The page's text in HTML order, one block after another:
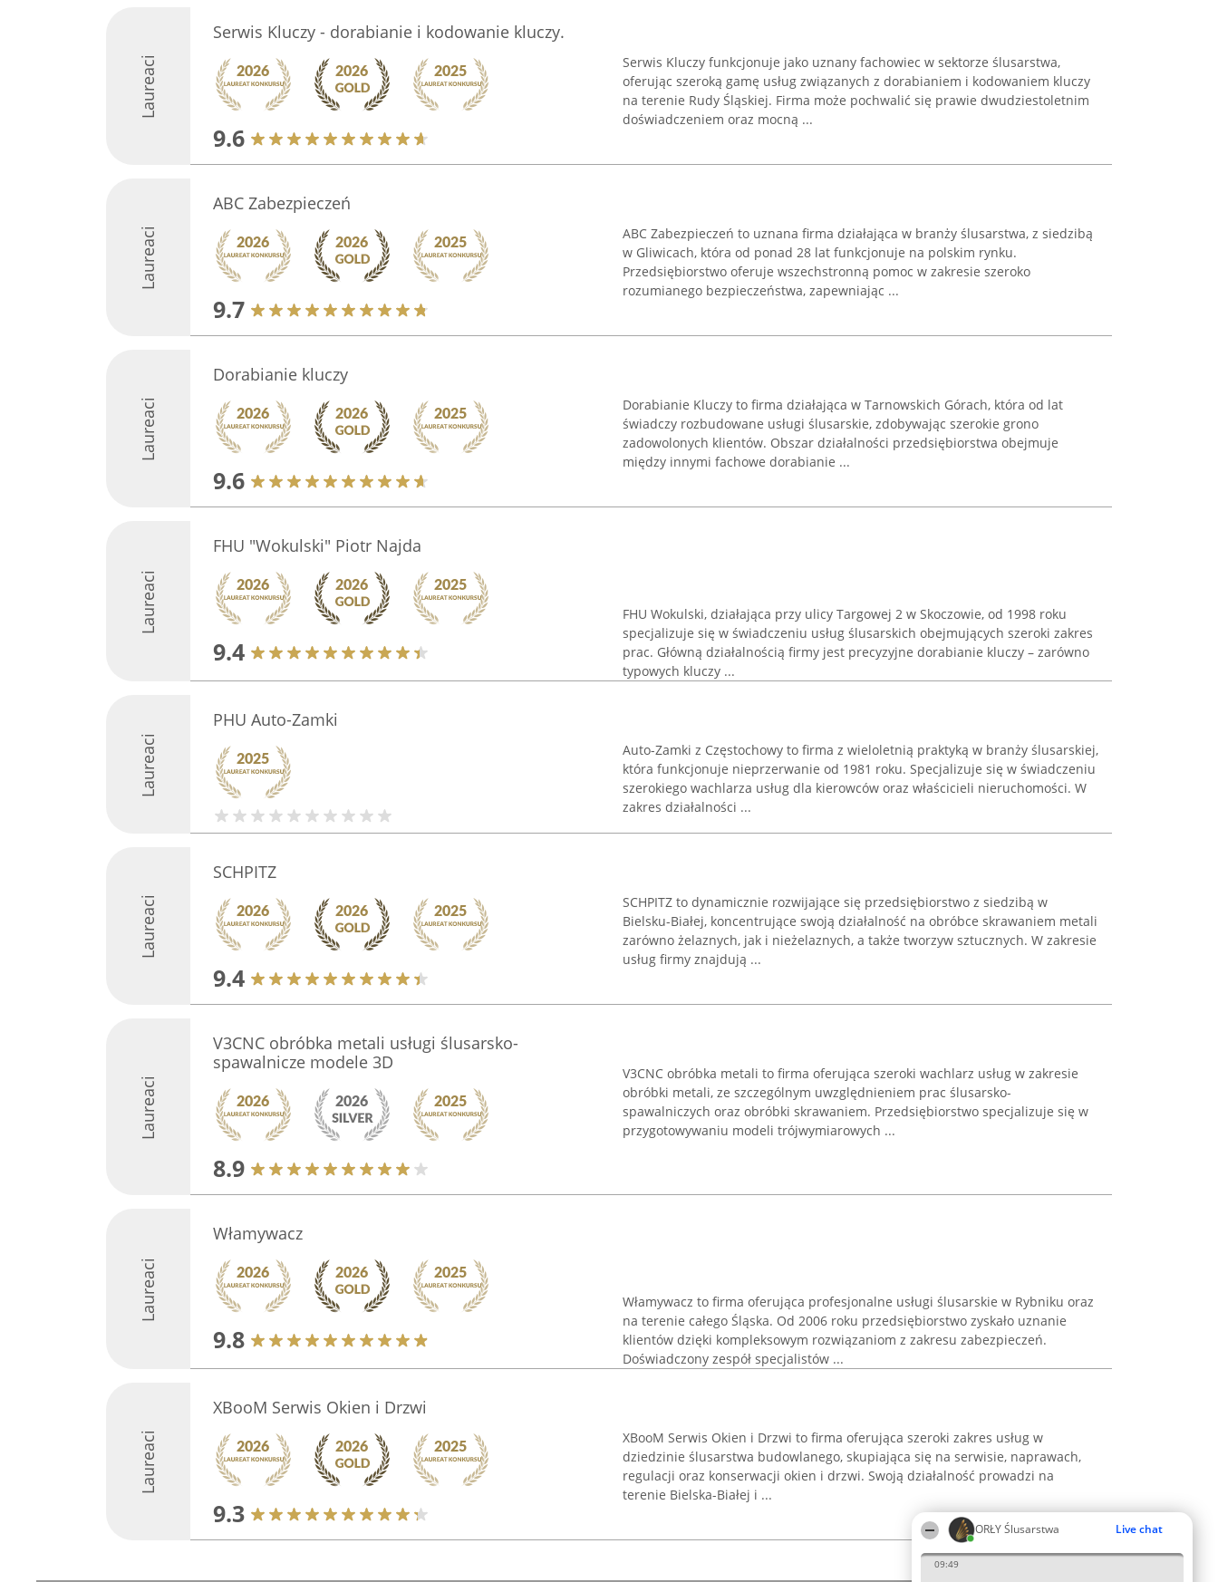
ORŁY Ślusarstwa Live chat
09:49
Laureaci
Serwis Kluczy - dorabianie i kodowanie kluczy.
9.6
Serwis Kluczy funkcjonuje jako uznany fachowiec w sektorze ślusarstwa,
oferując szeroką gamę usług związanych z dorabianiem i kodowaniem kluczy
na terenie Rudy Śląskiej. Firma może pochwalić się prawie dwudziestoletnim
doświadczeniem oraz mocną ...
Laureaci
ABC Zabezpieczeń
9.7
ABC Zabezpieczeń to uznana firma działająca w branży ślusarstwa, z siedzibą
w Gliwicach, która od ponad 28 lat funkcjonuje na polskim rynku.
Przedsiębiorstwo oferuje wszechstronną pomoc w zakresie szeroko
rozumianego bezpieczeństwa, zapewniając ...
Laureaci
Dorabianie kluczy
9.6
Dorabianie Kluczy to firma działająca w Tarnowskich Górach, która od lat
świadczy rozbudowane usługi ślusarskie, zdobywając szerokie grono
zadowolonych klientów. Obszar działalności przedsiębiorstwa obejmuje
między innymi fachowe dorabianie ...
Laureaci
FHU "Wokulski" Piotr Najda
9.4
FHU Wokulski, działająca przy ulicy Targowej 2 w Skoczowie, od 1998 roku
specjalizuje się w świadczeniu usług ślusarskich obejmujących szeroki zakres
prac. Główną działalnością firmy jest precyzyjne dorabianie kluczy – zarówno
typowych kluczy ...
Laureaci
PHU Auto-Zamki
Auto-Zamki z Częstochowy to firma z wieloletnią praktyką w branży ślusarskiej,
która funkcjonuje nieprzerwanie od 1981 roku. Specjalizuje się w świadczeniu
szerokiego wachlarza usług dla kierowców oraz właścicieli nieruchomości. W
zakres działalności ...
Laureaci
SCHPITZ
9.4
SCHPITZ to dynamicznie rozwijające się przedsiębiorstwo z siedzibą w
Bielsku-Białej, koncentrujące swoją działalność na obróbce skrawaniem metali
zarówno żelaznych, jak i nieżelaznych, a także tworzyw sztucznych. W zakresie
usług firmy znajdują ...
Laureaci
V3CNC obróbka metali usługi ślusarsko-
spawalnicze modele 3D
8.9
V3CNC obróbka metali to firma oferująca szeroki wachlarz usług w zakresie
obróbki metali, ze szczególnym uwzględnieniem prac ślusarsko-
spawalniczych oraz obróbki skrawaniem. Przedsiębiorstwo specjalizuje się w
przygotowywaniu modeli trójwymiarowych ...
Laureaci
Włamywacz
9.8
Włamywacz to firma oferująca profesjonalne usługi ślusarskie w Rybniku oraz
na terenie całego Śląska. Od 2006 roku przedsiębiorstwo zyskało uznanie
klientów dzięki kompleksowym rozwiązaniom z zakresu zabezpieczeń.
Doświadczony zespół specjalistów ...
Laureaci
XBooM Serwis Okien i Drzwi
9.3
XBooM Serwis Okien i Drzwi to firma oferująca szeroki zakres usług w
dziedzinie ślusarstwa budowlanego, skupiająca się na serwisie, naprawach,
regulacji oraz konserwacji okien i drzwi. Swoją działalność prowadzi na
terenie Bielska-Białej i ...